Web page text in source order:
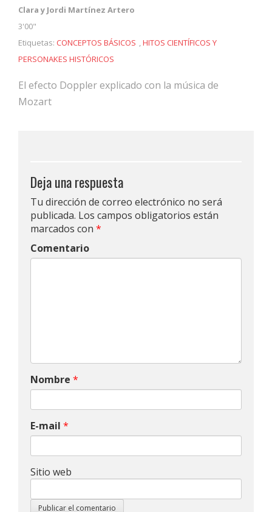
Clara y Jordi Martínez Artero
3'00"
Etiquetas: CONCEPTOS BÁSICOS ,HITOS CIENTÍFICOS Y
PERSONAKES HISTÓRICOS
El efecto Doppler explicado con la música de
Mozart
Deja una respuesta
Tu dirección de correo electrónico no será
publicada. Los campos obligatorios están
marcados con *
Comentario
Nombre *
E-mail *
Sitio web